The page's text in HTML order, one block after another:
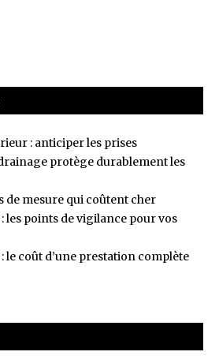
: anticiper les prises
protège durablement les
de mesure qui coûtent cher
les points de vigilance pour vos
le coût d’une prestation complète